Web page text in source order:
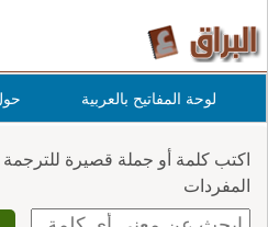
لوحة المفاتيح بالعربية
اكتب كلمة أو جملة قصيرة
المفردات